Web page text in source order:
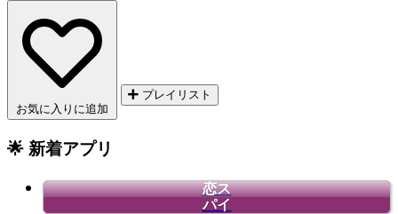
お気に入りに追加
プレイリスト
🌟 新着アプリ
恋ス
パイ